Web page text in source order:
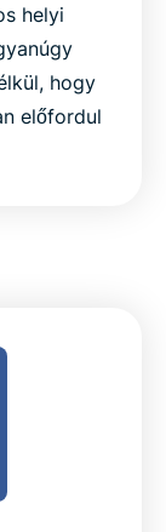
helyi
hogy
előfordul